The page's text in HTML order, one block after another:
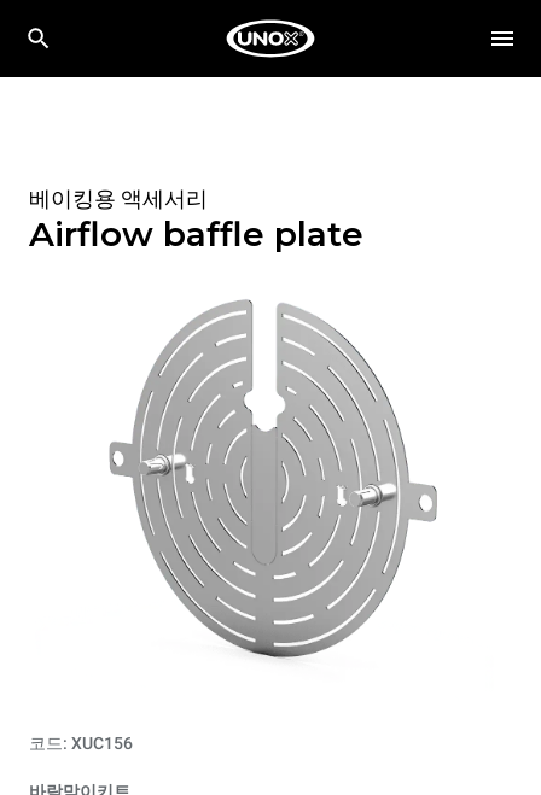
베이킹용 액세서리
Airflow baffle plate
코드: XUC156